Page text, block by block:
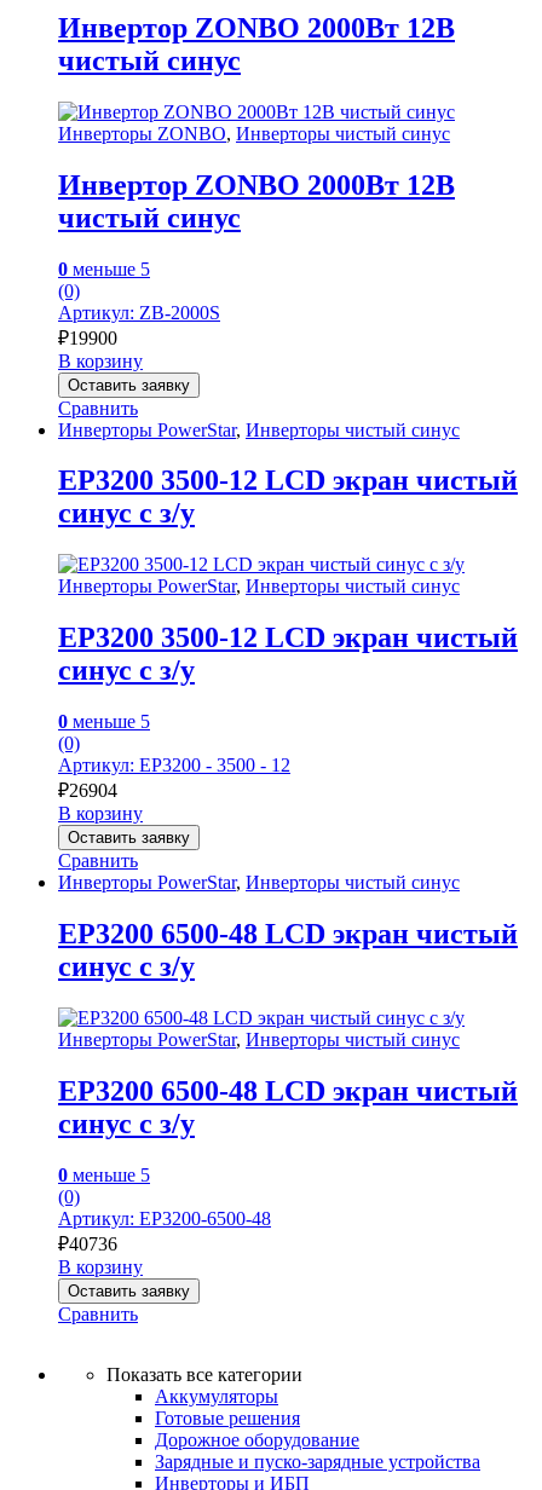
Инвертор ZONBO 2000Вт 12В
чистый синус
Инверторы ZONBO, Инверторы чистый синус
Инвертор ZONBO 2000Вт 12В
чистый синус
0 меньше 5
(0)
Артикул: ZB-2000S
₽19900
В корзину
Оставить заявку
Сравнить
Инверторы PowerStar, Инверторы чистый синус
EP3200 3500-12 LCD экран чистый
синус с з/у
Инверторы PowerStar, Инверторы чистый синус
EP3200 3500-12 LCD экран чистый
синус с з/у
0 меньше 5
(0)
Артикул: EP3200 - 3500 - 12
₽26904
В корзину
Оставить заявку
Сравнить
Инверторы PowerStar, Инверторы чистый синус
EP3200 6500-48 LCD экран чистый
синус с з/у
Инверторы PowerStar, Инверторы чистый синус
EP3200 6500-48 LCD экран чистый
синус с з/у
0 меньше 5
(0)
Артикул: EP3200-6500-48
₽40736
В корзину
Оставить заявку
Сравнить
Показать все категории
Аккумуляторы
Готовые решения
Дорожное оборудование
Зарядные и пуско-зарядные устройства
Инверторы и ИБП